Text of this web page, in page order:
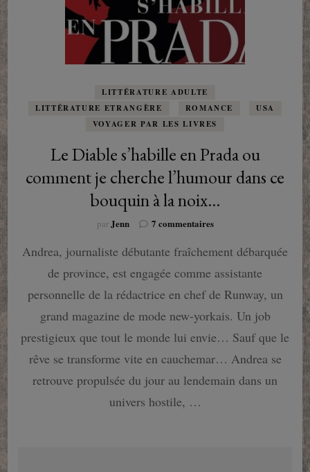
LITTÉRATURE ADULTE
LITTÉRATURE ETRANGÈRE
ROMANCE
USA
VOYAGER PAR LES LIVRES
Le Diable s’habille en Prada ou
comment je cherche l’humour dans ce
bouquin à la noix…
parJenn 7 commentairessur
Diable
en
Prada
comment
je
l’humour
dans
ce
Andrea, journaliste débutante fraîchement débarquée
de province, est engagée comme assistante
personnelle de la rédactrice en chef de Runway, un
grand magazine de mode new-yorkais. Un job
prestigieux que tout le monde lui envie… Sauf que le
rêve se transforme vite en cauchemar… Andrea se
retrouve propulsée du jour au lendemain dans un
univers hostile, …